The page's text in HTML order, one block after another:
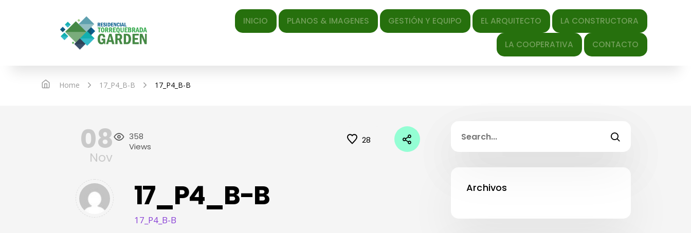
INICIO PLANOS & IMAGENES GESTIÓN Y EQUIPO EL ARQUITECTO LA CONSTRUCTORA
LA COOPERATIVA CONTACTO
Home 17_P4_B-B 17_P4_B-B
08
Nov
358
Views
28
17_P4_B-B
17_P4_B-B
Archivos